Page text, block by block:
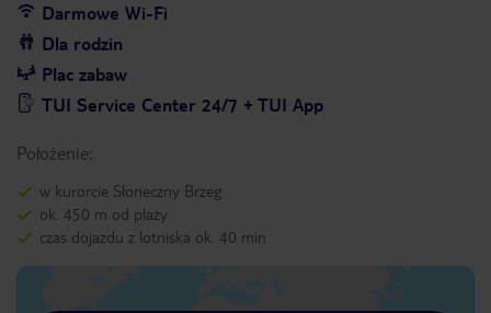
Darmowe Wi-Fi
Dla rodzin
Plac zabaw
TUI Service Center 24/7 + TUI App
Położenie:
w kurorcie Słoneczny Brzeg
ok. 450 m od plaży
czas dojazdu z lotniska ok. 40 min